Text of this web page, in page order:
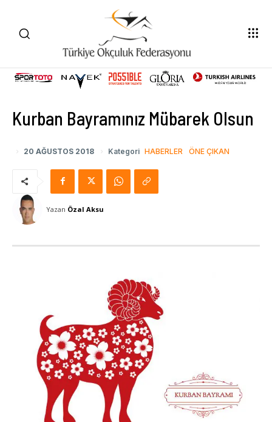
Kurban Bayramınız Mübarek Olsun
20 AĞUSTOS 2018 Kategori HABERLER ÖNE ÇIKAN
Yazan Özal Aksu